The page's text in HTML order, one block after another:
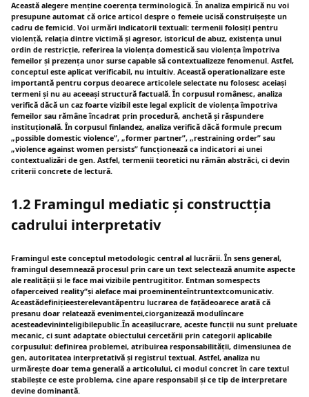
Această alegere menține coerența terminologică. În analiza empirică nu voi
presupune automat că orice articol despre o femeie ucisă construișește un
cadru de femicid. Voi urmări indicatorii textuali: termenii folosiți pentru
violență, relația dintre victimă și agresor, istoricul de abuz, existența unui
ordin de restricție, referirea la violența domestică sau violența împotriva
femeilor și prezența unor surse capable să contextualizeze fenomenul. Astfel,
conceptul este aplicat verificabil, nu intuitiv. Această operationalizare este
importantă pentru corpus deoarece articolele selectate nu folosesc aceiași
termeni și nu au aceeași structură factuală. În corpusul românesc, analiza
verifică dăcă un caz foarte vizibil este legal explicit de violența împotriva
femeilor sau rămâne încadrat prin procedură, anchetă și răspundere
instituțională. În corpusul finlandez, analiza verifică dăcă formule precum
„possible domestic violence”, „former partner”, „restraining order” sau
„violence against women persists” funcționează ca indicatori ai unei
contextualizări de gen. Astfel, termenii teoretici nu rămân abstrăci, ci devin
criterii concrete de lectură.
1.2 Framingul mediatic și constructția
cadrului interpretativ
Framingul este conceptul metodologic central al lucrării. În sens general,
framingul desemnează procesul prin care un text selectează anumite aspecte
ale realității și le face mai vizibile pentrugititor. Entman somespects
ofaperceived reality“și aleface mai proeminenteîntruntextcomunicativ.
Aceastădefinițieesterelevantăpentru lucrarea de fațădeoarece arată că
presanu doar relatează evenimentei,ciorganizează modulîncare
acesteadevininteligibilepublic.În aceașilucrare, aceste funcții nu sunt preluate
mecanic, ci sunt adaptate obiectului cercetării prin categorii aplicabile
corpusului: definirea problemei, atribuirea responsabilității, dimensiunea de
gen, autoritatea interpretativă și registrul textual. Astfel, analiza nu
urmărește doar tema generală a articolului, ci modul concret în care textul
stabilește ce este problema, cine apare responsabil și ce tip de interpretare
devine dominantă.